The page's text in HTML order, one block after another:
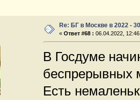
Re: БГ в Москве в 2022 -
«Ответ #68 : 06.04.2022,
В Госдуме
беспрерывных
Есть